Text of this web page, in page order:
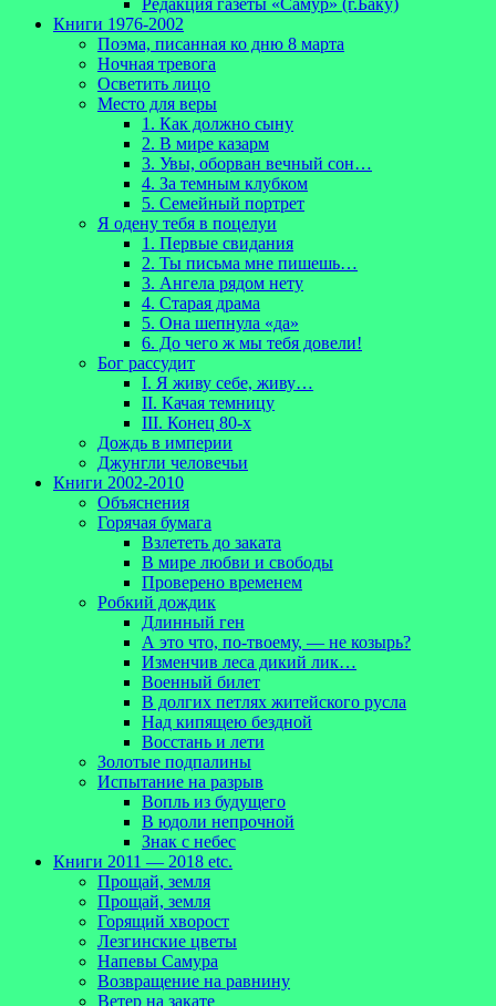
Редакция газеты «Самур» (г.Баку)
Книги 1976-2002
Поэма, писанная ко дню 8 марта
Ночная тревога
Осветить лицо
Место для веры
1. Как должно сыну
2. В мире казарм
3. Увы, оборван вечный сон…
4. За темным клубком
5. Семейный портрет
Я одену тебя в поцелуи
1. Первые свидания
2. Ты письма мне пишешь…
3. Ангела рядом нету
4. Старая драма
5. Она шепнула «да»
6. До чего ж мы тебя довели!
Бог рассудит
I. Я живу себе, живу…
II. Качая темницу
III. Конец 80-х
Дождь в империи
Джунгли человечьи
Книги 2002-2010
Объяснения
Горячая бумага
Взлететь до заката
В мире любви и свободы
Проверено временем
Робкий дождик
Длинный ген
А это что, по-твоему, — не козырь?
Изменчив леса дикий лик…
Военный билет
В долгих петлях житейского русла
Над кипящею бездной
Восстань и лети
Золотые подпалины
Испытание на разрыв
Вопль из будущего
В юдоли непрочной
Знак с небес
Книги 2011 — 2018 etc.
Прощай, земля
Прощай, земля
Горящий хворост
Лезгинские цветы
Напевы Самура
Возвращение на равнину
Ветер на закате